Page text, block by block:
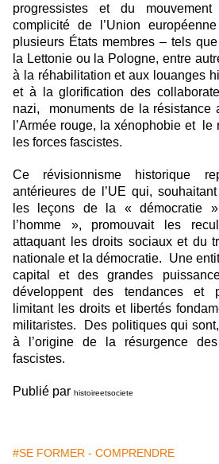
progressistes et du
complicité de l’Union
plusieurs États membres – tels
la Lettonie ou la Pologne, entre
à la réhabilitation et aux louanges
et à la glorification des
nazi, monuments de la résistance
l’Armée rouge, la xénophobie et le
les forces fascistes.
Ce révisionnisme historique
antérieures de l’UE qui,
les leçons de la « démocratie
l’homme », promouvait les
attaquant les droits sociaux et du
nationale et la démocratie. Une
capital et des grandes
développent des tendances et
limitant les droits et libertés
militaristes. Des politiques qui
à l’origine de la résurgence
fascistes.
Publié par histoireetsociete
#SE FORMER - COMPRENDRE